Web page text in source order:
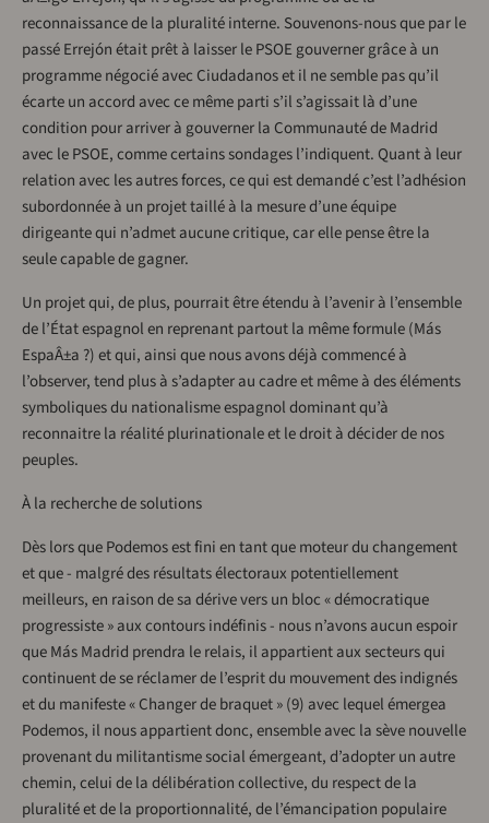
reconnaissance de la pluralité interne. Souvenons-nous que par le
passé Errejón était prêt à laisser le PSOE gouverner grâce à un
programme négocié avec Ciudadanos et il ne semble pas qu’il
écarte un accord avec ce même parti s’il s’agissait là d’une
condition pour arriver à gouverner la Communauté de Madrid
avec le PSOE, comme certains sondages l’indiquent. Quant à leur
relation avec les autres forces, ce qui est demandé c’est l’adhésion
subordonnée à un projet taillé à la mesure d’une équipe
dirigeante qui n’admet aucune critique, car elle pense être la
seule capable de gagner.
Un projet qui, de plus, pourrait être étendu à l’avenir à l’ensemble
de l’État espagnol en reprenant partout la même formule (Más
EspaÂ±a ?) et qui, ainsi que nous avons déjà commencé à
l’observer, tend plus à s’adapter au cadre et même à des éléments
symboliques du nationalisme espagnol dominant qu’à
reconnaitre la réalité plurinationale et le droit à décider de nos
peuples.
À la recherche de solutions
Dès lors que Podemos est fini en tant que moteur du changement
et que - malgré des résultats électoraux potentiellement
meilleurs, en raison de sa dérive vers un bloc « démocratique
progressiste » aux contours indéfinis - nous n’avons aucun espoir
que Más Madrid prendra le relais, il appartient aux secteurs qui
continuent de se réclamer de l’esprit du mouvement des indignés
et du manifeste « Changer de braquet » (9) avec lequel émergea
Podemos, il nous appartient donc, ensemble avec la sève nouvelle
provenant du militantisme social émergeant, d’adopter un autre
chemin, celui de la délibération collective, du respect de la
pluralité et de la proportionnalité, de l’émancipation populaire